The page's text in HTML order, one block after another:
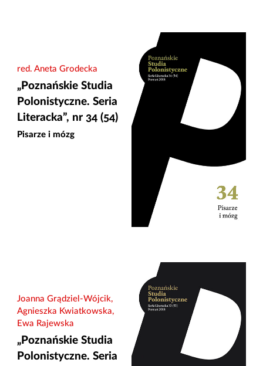
red. Aneta Grodecka
„Poznańskie Studia
Polonistyczne. Seria
Literacka”, nr 34 (54)
Pisarze i mózg
Joanna Grądziel-Wójcik,
Agnieszka Kwiatkowska,
Ewa Rajewska
„Poznańskie Studia
Polonistyczne. Seria